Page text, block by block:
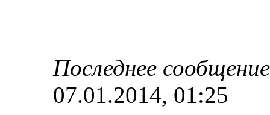
Последнее
07.01.2014, 01:25